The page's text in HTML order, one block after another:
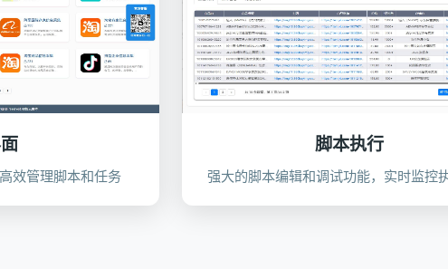
效管理脚本和任务
脚本执行
强大的脚本编辑和调试功能，实时监控